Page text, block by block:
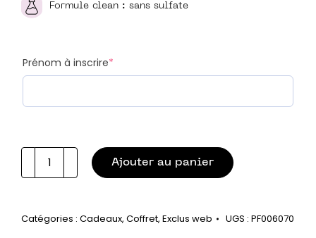
Formule clean : sans sulfate
Prénom à inscrire*
quantité
de
cadeau
Ajouter au panier
Catégories : Cadeaux, Coffret, Exclus web UGS : PF006070